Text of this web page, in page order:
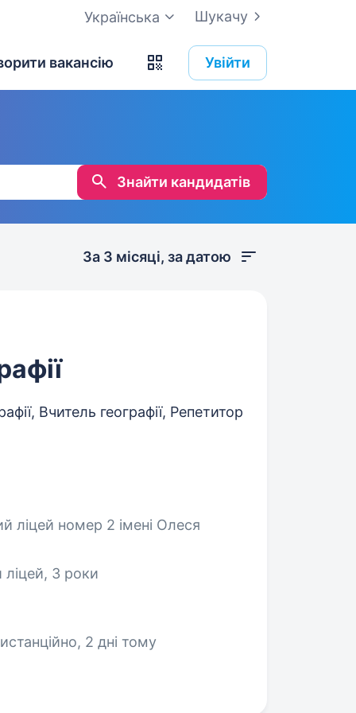
Шукачу
Українська
вакансію Увійти
Знайти кандидатів
За 3 місяці, за датою
Вчитель географії, Репетитор
ліцей номер 2 імені Олеся
ліцей, 3 роки
, 2 дні тому